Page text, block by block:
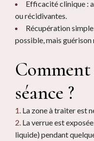
Efficacité clinique :
ou récidivantes.
Récupération
possible, mais guérison
séance ?
La zone à traiter est
La verrue est
liquide) pendant